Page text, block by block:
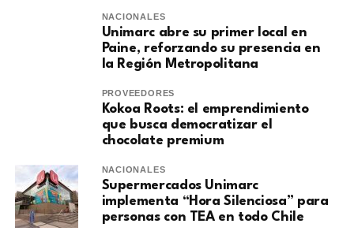
NACIONALES
Unimarc abre su primer local en
Paine, reforzando su presencia en
la Región Metropolitana
PROVEEDORES
Kokoa Roots: el emprendimiento
que busca democratizar el
chocolate premium
NACIONALES
Supermercados Unimarc
implementa “Hora Silenciosa” para
personas con TEA en todo Chile